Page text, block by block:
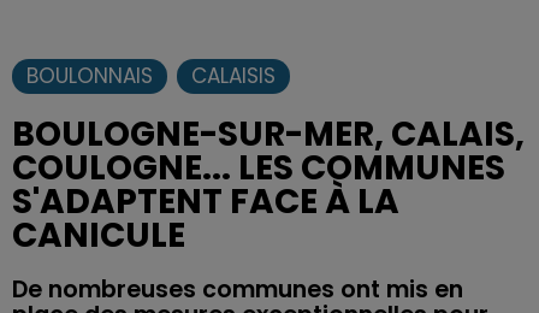
BOULONNAIS CALAISIS
BOULOGNE-SUR-MER, CALAIS,
COULOGNE... LES COMMUNES
S'ADAPTENT FACE À LA
CANICULE
De nombreuses communes ont mis en